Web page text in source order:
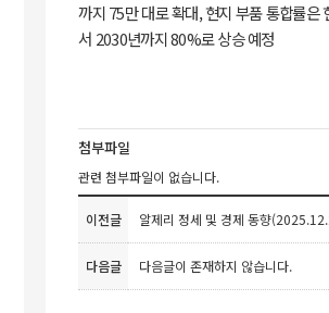
까지 75만 대로 확대, 현지 부품 통합률은
서 2030년까지 80%로 상승 예정
첨부파일
관련 첨부파일이 없습니다.
이전글 알제리 정세 및 경제 동향
다음글 다음글이 존재하지 않습니다.